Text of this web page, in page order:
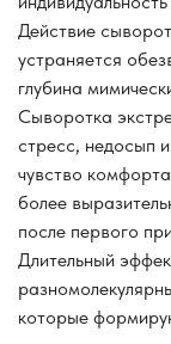
Действие
устраняется
глубина
Сыворотка
стресс, недосып
чувство
более
после первого
Длительный
которые